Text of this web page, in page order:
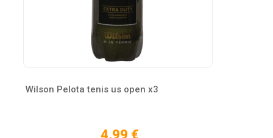
Wilson Pelota tenis us open x3
4,99 €